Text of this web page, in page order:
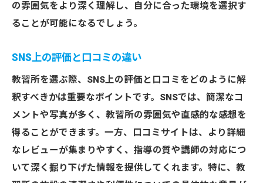
の雰囲気をより深く理解し、自分に合った環境を選択す
ることが可能になるでしょう。
SNS上の評価と口コミの違い
教習所を選ぶ際、SNS上の評価と口コミをどのように解
釈すべきかは重要なポイントです。SNSでは、簡潔なコ
メントや写真が多く、教習所の雰囲気や直感的な感想を
得ることができます。一方、口コミサイトは、より詳細
なレビューが集まりやすく、指導の質や講師の対応につ
いて深く掘り下げた情報を提供してくれます。特に、教